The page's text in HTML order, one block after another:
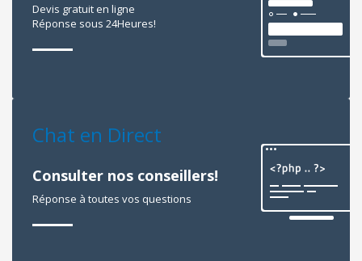
Devis gratuit en ligne
Réponse sous 24Heures!
Chat en Direct
Consulter nos conseillers!
Réponse à toutes vos questions